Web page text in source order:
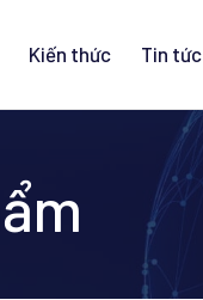
Kiến thức Tin tức